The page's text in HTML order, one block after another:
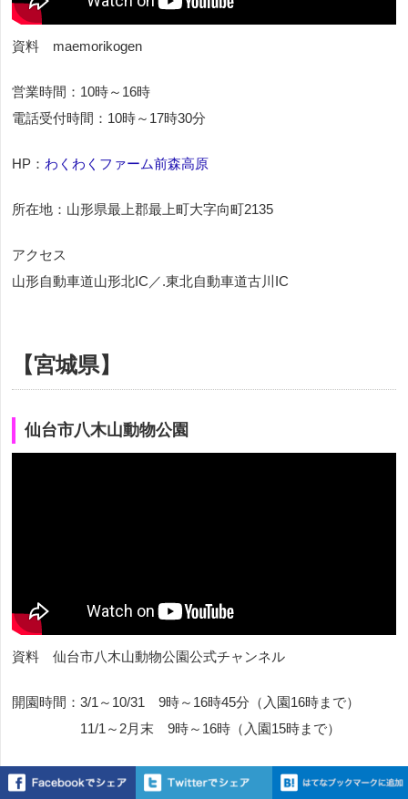
資料 maemorikogen
営業時間：10時～16時
電話受付時間：10時～17時30分
HP： わくわくファーム前森高原
所在地：山形県最上郡最上町大字向町2135
アクセス
山形自動車道山形北IC／.東北自動車道古川IC
【宮城県】
仙台市八木山動物公園
資料 仙台市八木山動物公園公式チャンネル
開園時間：3/1～10/31 9時～16時45分（入園16時まで）
11/1～2月末 9時～16時（入園15時まで）
休園日：月曜日（祝日の場合は翌日）